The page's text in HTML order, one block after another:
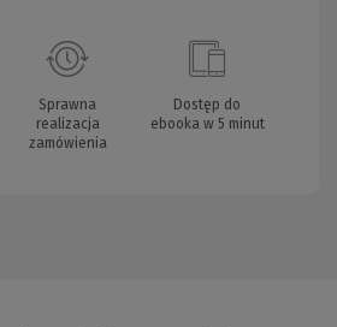
Sprawna
realizacja
zamówienia
Dostęp do
ebooka w 5 minut